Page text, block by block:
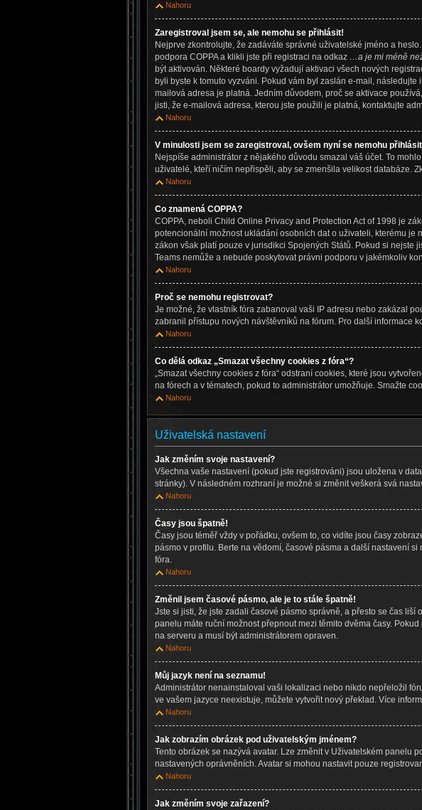
Nahoru
Zaregistroval jsem se, ale nemohu se přihlásit!
Nejprve zkontrolujte, že zadáváte správné uživatelské jméno a
podpora COPPA a klikli jste při registraci na odkaz …a je mi méně
být aktivován. Některé boardy vyžadují aktivaci všech nových
byli byste k tomuto vyzváni. Pokud vám byl zaslán e-mail,
mailová adresa je platná. Jedním důvodem, proč se aktivace
jisti, že e-mailová adresa, kterou jste použili je platná, kontaktujte
Nahoru
V minulosti jsem se zaregistroval, ovšem nyní se nemohu
Nejspíše administrátor z nějakého důvodu smazal váš účet. To
uživatelé, kteří ničím nepřispěli, aby se zmenšila velikost databáze.
Nahoru
Co znamená COPPA?
COPPA, neboli Child Online Privacy and Protection Act of 1998 je
potencionální možnost ukládání osobních dat o uživateli, kterému je
zákon však platí pouze v jurisdikci Spojených Států. Pokud si nejste
Teams nemůže a nebude poskytovat právni podporu v jakémkoliv
Nahoru
Proč se nemohu registrovat?
Je možné, že vlastník fóra zabanoval vaši IP adresu nebo zakázal
zabranil přístupu nových návštěvníků na fórum. Pro další informace
Nahoru
Co dělá odkaz „Smazat všechny cookies z fóra“?
„Smazat všechny cookies z fóra“ odstraní cookies, které jsou
na fórech a v tématech, pokud to administrátor umožňuje. Smažte
Nahoru
Uživatelská nastavení
Jak změním svoje nastavení?
Všechna vaše nastavení (pokud jste registrováni) jsou uložena v
stránky). V následném rozhraní je možné si změnit veškerá svá
Nahoru
Časy jsou špatně!
Časy jsou téměř vždy v pořádku, ovšem to, co vidíte jsou časy
pásmo v profilu. Berte na vědomí, časové pásma a další nastavení
fóra.
Nahoru
Změnil jsem časové pásmo, ale je to stále špatně!
Jste si jisti, že jste zadali časové pásmo správně, a přesto se čas
panelu máte ruční možnost přepnout mezi těmito dvěma časy.
na serveru a musí být administrátorem opraven.
Nahoru
Můj jazyk není na seznamu!
Administrátor nenainstaloval vaši lokalizaci nebo nikdo nepřeložil
ve vašem jazyce neexistuje, můžete vytvořit nový překlad. Více
Nahoru
Jak zobrazím obrázek pod uživatelským jménem?
Tento obrázek se nazývá avatar. Lze změnit v Uživatelském panelu
nastavených oprávněních. Avatar si mohou nastavit pouze
Nahoru
Jak změním svoje zařazení?